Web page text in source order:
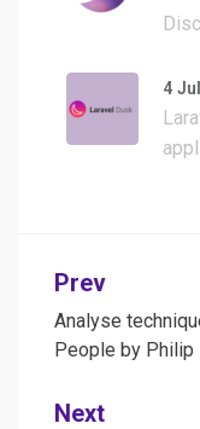
4
Post
navigation
Prev
Analyse
People by Philip
Next